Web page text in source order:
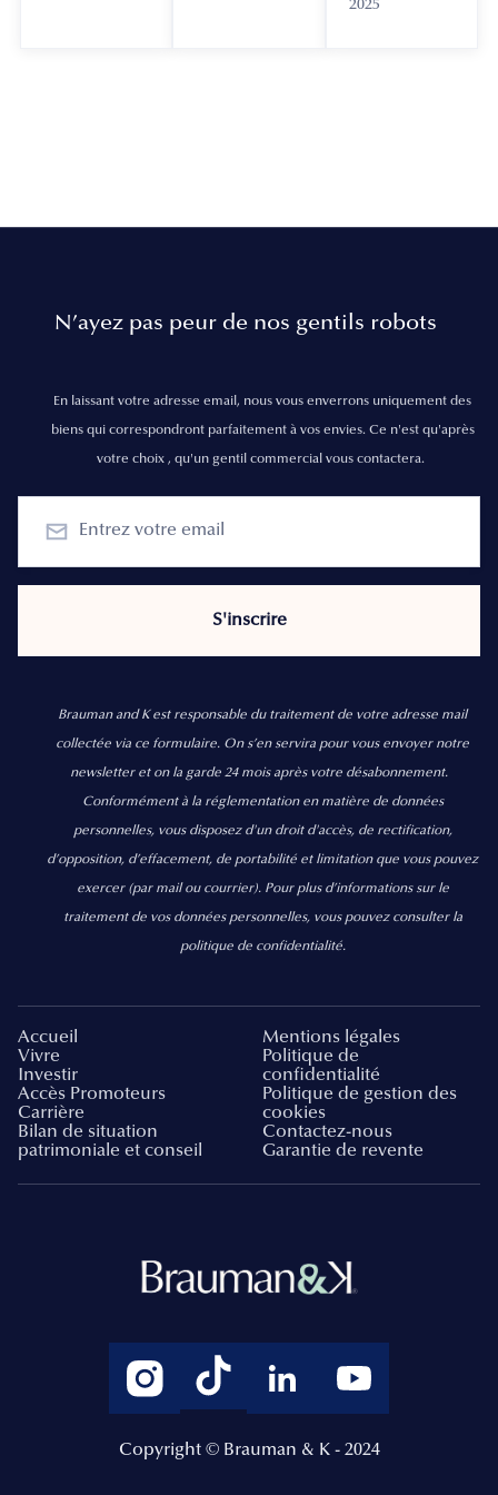
2025
N’ayez pas peur de nos gentils robots
En laissant votre adresse email, nous vous enverrons uniquement des
biens qui correspondront parfaitement à vos envies. Ce n'est qu'après
votre choix , qu'un gentil commercial vous contactera.
Brauman and K est responsable du traitement de votre adresse mail
collectée via ce formulaire. On s’en servira pour vous envoyer notre
newsletter et on la garde 24 mois après votre désabonnement.
Conformément à la réglementation en matière de données
personnelles, vous disposez d'un droit d'accès, de rectification,
d’opposition, d’effacement, de portabilité et limitation que vous pouvez
exercer (par mail ou courrier). Pour plus d’informations sur le
traitement de vos données personnelles, vous pouvez consulter la
politique de confidentialité.
Accueil
Vivre
Investir
Accès Promoteurs
Carrière
Bilan de situation
patrimoniale et conseil
Mentions légales
Politique de
confidentialité
Politique de gestion des
cookies
Contactez-nous
Garantie de revente
Copyright © Brauman & K - 2024